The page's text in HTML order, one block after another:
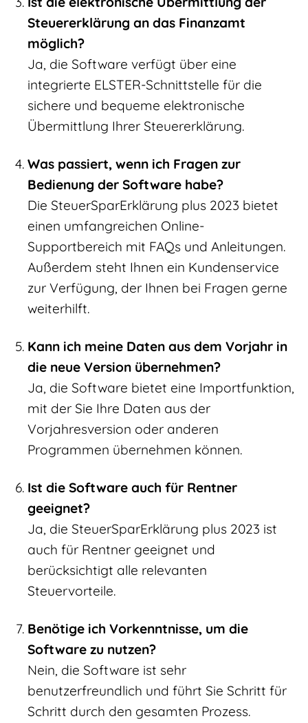
Steuererklärung an das Finanzamt
möglich?
Ja, die Software verfügt über eine
integrierte ELSTER-Schnittstelle für die
sichere und bequeme elektronische
Übermittlung Ihrer Steuererklärung.
Was passiert, wenn ich Fragen zur
Bedienung der Software habe?
Die SteuerSparErklärung plus 2023 bietet
einen umfangreichen Online-
Supportbereich mit FAQs und Anleitungen.
Außerdem steht Ihnen ein Kundenservice
zur Verfügung, der Ihnen bei Fragen gerne
weiterhilft.
Kann ich meine Daten aus dem Vorjahr in
die neue Version übernehmen?
Ja, die Software bietet eine Importfunktion,
mit der Sie Ihre Daten aus der
Vorjahresversion oder anderen
Programmen übernehmen können.
Ist die Software auch für Rentner
geeignet?
Ja, die SteuerSparErklärung plus 2023 ist
auch für Rentner geeignet und
berücksichtigt alle relevanten
Steuervorteile.
Benötige ich Vorkenntnisse, um die
Software zu nutzen?
Nein, die Software ist sehr
benutzerfreundlich und führt Sie Schritt für
Schritt durch den gesamten Prozess.